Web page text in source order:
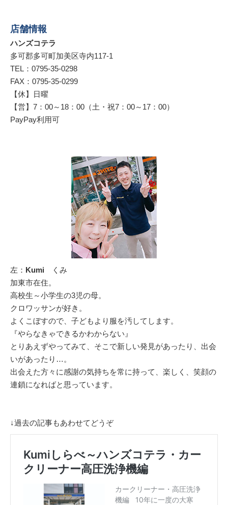
店舗情報
ハンズコテラ
多可郡多可町加美区寺内117-1
TEL：0795-35-0298
FAX：0795-35-0299
【休】日曜
【営】7：00～18：00（土・祝7：00～17：00）
PayPay利用可
左： Kumi くみ
加東市在住。
高校生～小学生の3児の母。
クロワッサンが好き。
よくこぼすので、子どもより服を汚してします。
『やらなきゃできるかわからない』
とりあえずやってみて、そこで新しい発見があったり、出会
いがあったり…。
出会えた方々に感謝の気持ちを常に持って、楽しく、笑顔の
連鎖になればと思っています。
↓過去の記事もあわせてどうぞ